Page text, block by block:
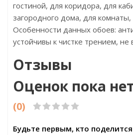
гостиной, для коридора, для
загородного дома, для
Особенности данных обоев:
устойчивы к чистке трением, не
Отзывы
Оценок пока
(0)
Будьте первым, кто